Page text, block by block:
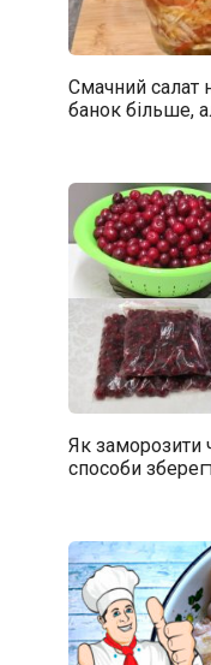
Смачний салат
банок більше,
Як заморозити
способи